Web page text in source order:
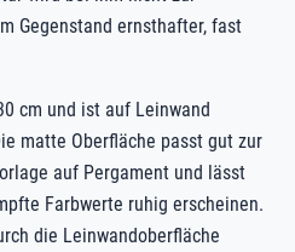
Gegenstand ernsthafter, fast
cm und ist auf Leinwand
matte Oberfläche passt gut zur
auf Pergament und lässt
Farbwerte ruhig erscheinen.
die Leinwandoberfläche